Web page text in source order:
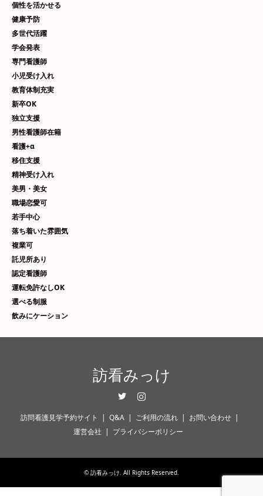
個性を活かせる
健康予防
多世代活躍
学会発表
専門看護師
小児受け入れ
教育体制充実
新卒OK
独立支援
男性看護師在籍
看護+α
移住支援
精神受け入れ
美男・美女
職場恋愛可
若手中心
落ち着いた雰囲気
複業可
託児所あり
認定看護師
運転免許なしOK
選べる制服
飲みにケーション
訪看みっけ
訪問看護見学予約サイト Q&A ご利用の流れ
お問い合わせ
運営会社
プライバシーポリシー
© 訪看みっけ. All Rights Reserved.